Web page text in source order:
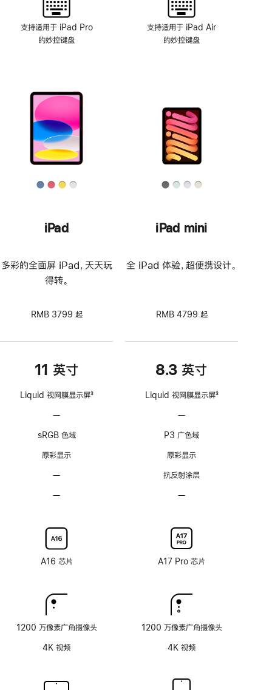
支持适用于 iPad Pro
的妙控键盘
支持适用于 iPad Air
的妙控键盘
iPad
多彩的全面屏 iPad，天天玩
得转。
RMB 3799 起
11 英寸
Liquid 视网膜显示屏3
—
持
ProMotion
率
技
sRGB 色域
原彩显示
—
涂
层
—
配
纳
米
玻
面
A16 芯片
1200 万像素广角摄像头
4K 视频
iPad mini
全 iPad 体验，超便携设计。
RMB 4799 起
8.3 英寸
Liquid 视网膜显示屏3
—
持
ProMotion
适
率
技
P3 广色域
原彩显示
抗反射涂层
—
配
纳
米
玻
面
A17 Pro 芯片
1200 万像素广角摄像头
4K 视频